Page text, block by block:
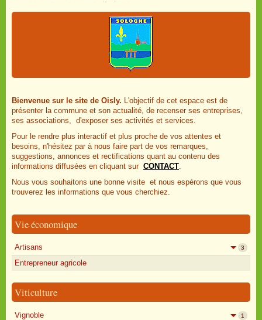
Bienvenue sur le site de Oisly. L'objectif de cet espace est de
présenter la commune et son actualité, de recenser ses entreprises,
ses associations, d'exposer ses activités et services.
Pour le rendre plus interactif et plus proche de vos attentes et
besoins, n'hésitez par à nous faire part de vos remarques,
suggestions, annonces et rectifications quant au contenu des
informations diffusées en cliquant sur CONTACT.
Nous vous souhaitons une bonne visite et nous espèrons que vous
trouverez les informations que vous cherchiez.
Vie économique
Artisans 3
Entrepreneur agricole
Viticulture
Vignoble 1